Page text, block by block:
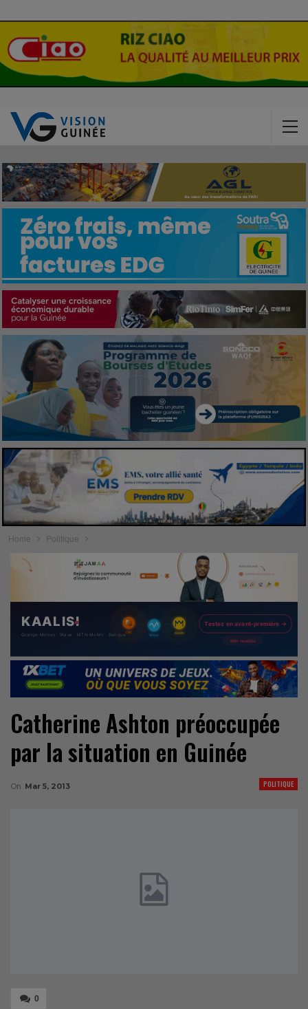
Home Politique
Catherine Ashton préoccupée
par la situation en Guinée
POLITIQUE
On Mar 5, 2013
0